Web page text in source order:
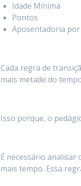
Idade Mínima
Pontos
Aposentadoria
Cada regra de
mais metade do
Isso porque, o
É necessário
mais tempo. Essa